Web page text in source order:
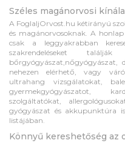
Széles magánorvosi
A FoglaljOrvost.hu kétirányú
és magánorvosoknak. A
csak a leggyakrabban
szakrendeléseket
bőrgyógyászat,nőgyógyászat,
nehezen elérhető, vagy
ultrahang vizsgálatokat,
gyermekgyógyászatot,
szolgáltatókat,
gyógyászat és akkupunktúra
listájában.
Könnyű kereshetőség az